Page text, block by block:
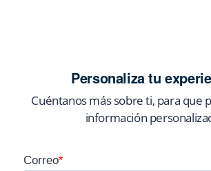
Personaliza tu
Cuéntanos más sobre ti, para que
información